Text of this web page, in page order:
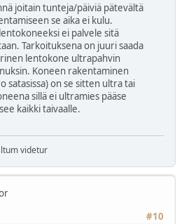
joitain tunteja/päiviä pätevältä
se aika ei kulu.
ei palvele sitä
Tarkoituksena on juuri saada
lentokone ultrapahvin
Koneen rakentaminen
satasissa) on se sitten ultra tai
sillä ei ultramies pääse
kaikki taivaalle.
videtur
#10